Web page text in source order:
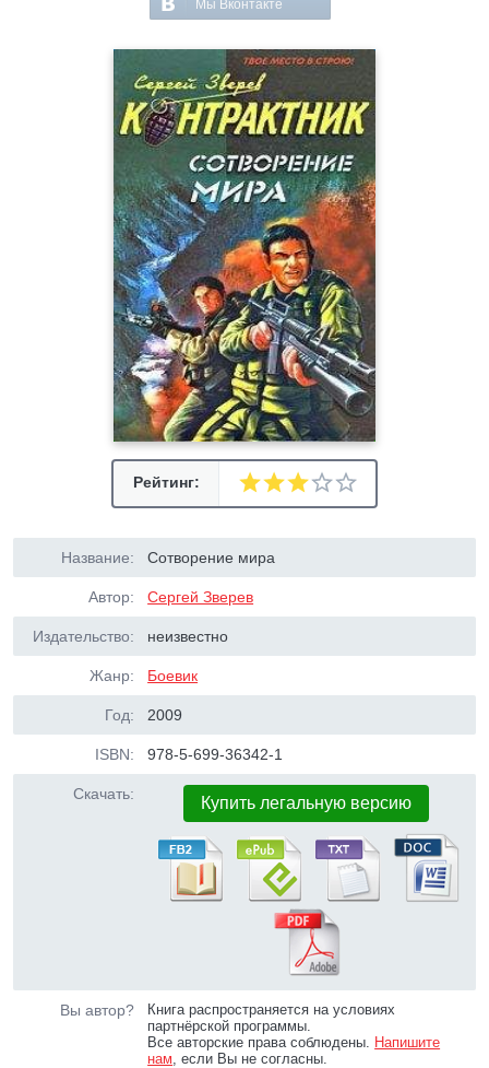
Мы Вконтакте
Рейтинг:
Название: Сотворение мира
Автор: Сергей Зверев
Издательство: неизвестно
Жанр: Боевик
Год: 2009
ISBN: 978-5-699-36342-1
Скачать: Купить легальную версию
Вы автор?
Книга распространяется на условиях
партнёрской программы.
Все авторские права соблюдены. Напишите
нам, если Вы не согласны.